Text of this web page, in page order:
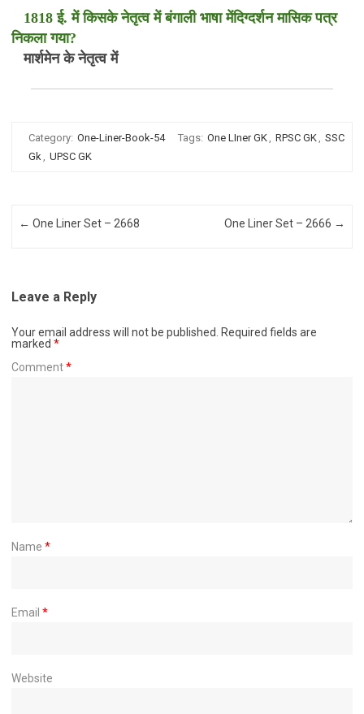
1818 ई. में किसके नेतृत्व में बंगाली भाषा मेंदिग्दर्शन मासिक पत्र
निकला गया?
मार्शमेन के नेतृत्व में
Category: One-Liner-Book-54 Tags: One LIner GK, RPSC GK, SSC
Gk, UPSC GK
Post navigation
← One Liner Set – 2668 One Liner Set – 2666 →
Leave a Reply
Your email address will not be published.
Required fields are
marked *
Comment*
Name *
Email *
Website